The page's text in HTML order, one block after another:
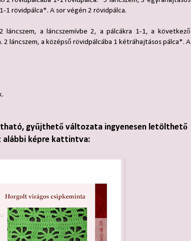
1 rövidpálca*. A sor végén 2 rövidpálca.
láncszem, a láncszemívbe 2, a pálcákra 1-1, a következő
2 láncszem, a középső rövidpálcába 1 kétráhajtásos pálca*. A
gyűjthető változata ingyenesen letölthető
alábbi képre kattintva: